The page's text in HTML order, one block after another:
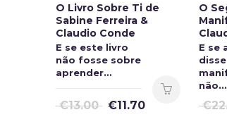
O Livro Sobre Ti de
Sabine Ferreira &
Claudio Conde
E se este livro
não fosse sobre
aprender…
€13.00 €11.70
O
E se
não…
€